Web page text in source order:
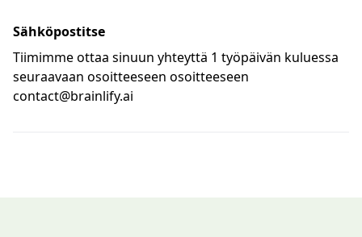
Sähköpostitse
Tiimimme ottaa sinuun yhteyttä 1 työpäivän kuluessa
seuraavaan osoitteeseen osoitteeseen
contact@brainlify.ai